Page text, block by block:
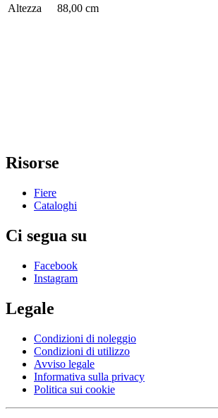
Altezza
88,00 cm
Risorse
Fiere
Cataloghi
Ci segua su
Facebook
Instagram
Legale
Condizioni di noleggio
Condizioni di utilizzo
Avviso legale
Informativa sulla privacy
Politica sui cookie